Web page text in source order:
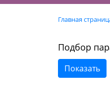
Главная
Подбор